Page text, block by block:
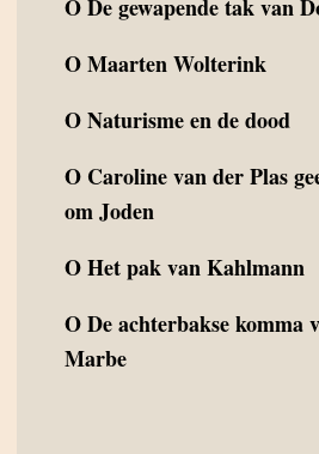
ODe gewapende tak van
OMaarten Wolterink
ONaturisme en de dood
O Caroline van der Plas
om Joden
OHet pak van Kahlmann
ODe achterbakse komma
Marbe